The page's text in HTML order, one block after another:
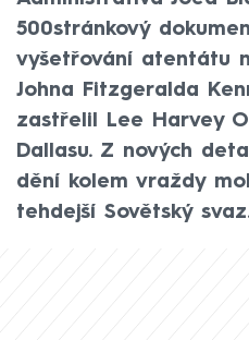
500stránkový
vyšetřování atentátu
Johna Fitzgeralda
zastřelil Lee Harvey
Dallasu. Z nových
dění kolem vraždy
tehdejší Sovětský